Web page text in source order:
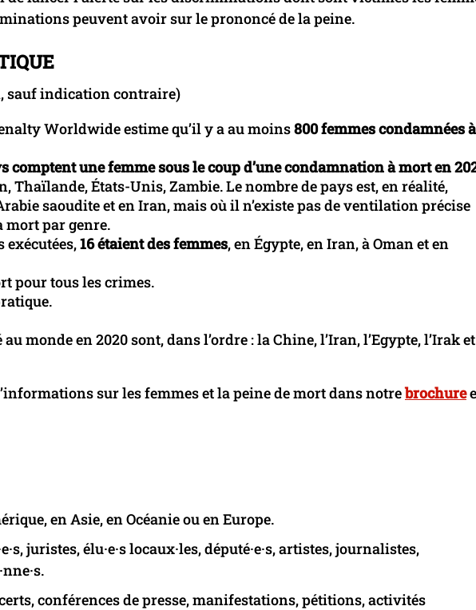
peuvent avoir sur le prononcé de la peine.
sauf indication contraire)
Worldwide estime qu’il y a au moins800 femmes condamnées à
comptent une femme sous le coup d’une condamnation à mort en
Thaïlande, États-Unis, Zambie. Le nombre de pays est, en réalité,
saoudite et en Iran, mais où il n’existe pas de ventilation précise
mort par genre.
exécutées,16 étaient des femmes, en Égypte, en Iran, à Oman et en
pour tous les crimes.
monde en 2020 sont, dans l’ordre : la Chine, l’Iran, l’Egypte, l’Irak et
sur les femmes et la peine de mort dans notrebrochure
en Asie, en Océanie ou en Europe.
juristes, élu·e·s locaux·les, député·e·s, artistes, journalistes,
conférences de presse, manifestations, pétitions, activités